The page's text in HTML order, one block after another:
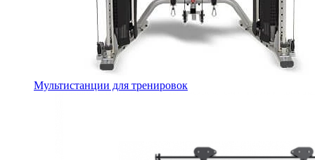
Мультистанции для тренировок